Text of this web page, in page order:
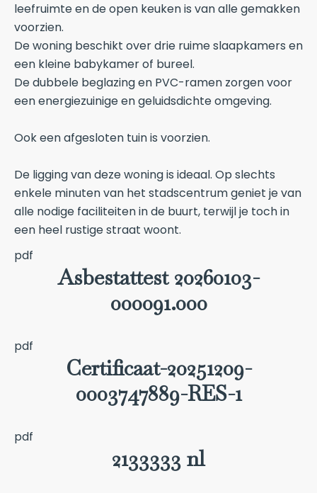
leefruimte en de open keuken is van alle gemakken
voorzien.
De woning beschikt over drie ruime slaapkamers en
een kleine babykamer of bureel.
De dubbele beglazing en PVC-ramen zorgen voor
een energiezuinige en geluidsdichte omgeving.
Ook een afgesloten tuin is voorzien.
De ligging van deze woning is ideaal. Op slechts
enkele minuten van het stadscentrum geniet je van
alle nodige faciliteiten in de buurt, terwijl je toch in
een heel rustige straat woont.
pdf
Asbestattest 20260103-
000091.000
pdf
Certificaat-20251209-
0003747889-RES-1
pdf
2133333 nl